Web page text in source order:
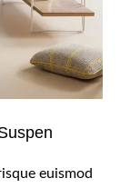
euismod